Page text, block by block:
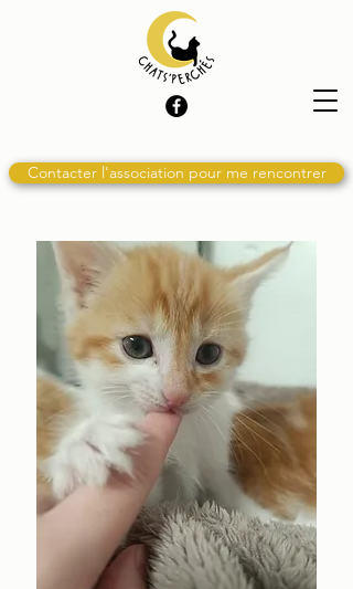
Contacter l'association pour me rencontrer